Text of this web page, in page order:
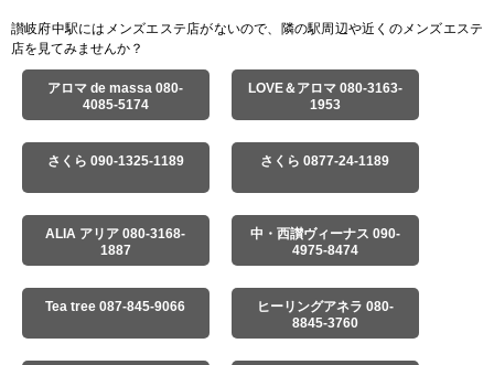
讃岐府中駅にはメンズエステ店がないので、隣の駅周辺や近くのメンズエステ
店を見てみませんか？
アロマ de massa 080-
4085-5174
LOVE＆アロマ 080-3163-
1953
さくら 090-1325-1189 さくら 0877-24-1189
ALIA アリア 080-3168-
1887
中・西讃ヴィーナス 090-
4975-8474
Tea tree 087-845-9066
ヒーリングアネラ 080-
8845-3760